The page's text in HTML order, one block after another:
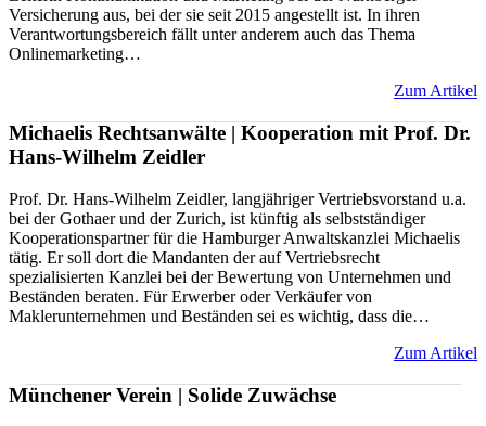
Versicherung aus, bei der sie seit 2015 angestellt ist. In ihren
Verantwortungsbereich fällt unter anderem auch das Thema
Onlinemarketing…
Zum Artikel
Michaelis Rechtsanwälte | Kooperation mit Prof. Dr.
Hans-Wilhelm Zeidler
Prof. Dr. Hans-Wilhelm Zeidler, langjähriger Vertriebsvorstand u.a.
bei der Gothaer und der Zurich, ist künftig als selbstständiger
Kooperationspartner für die Hamburger Anwaltskanzlei Michaelis
tätig. Er soll dort die Mandanten der auf Vertriebsrecht
spezialisierten Kanzlei bei der Bewertung von Unternehmen und
Beständen beraten. Für Erwerber oder Verkäufer von
Maklerunternehmen und Beständen sei es wichtig, dass die…
Zum Artikel
Münchener Verein | Solide Zuwächse